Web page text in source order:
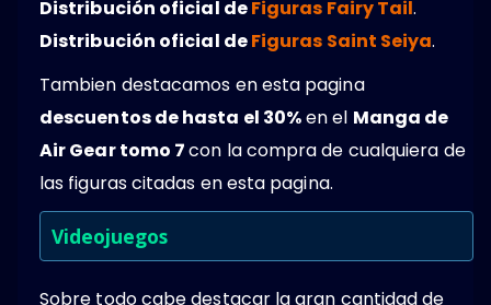
Distribución oficial deFiguras Fairy Tail.
Distribución oficial deFiguras Saint Seiya.
Tambien destacamos en esta pagina
descuentos de hasta el 30%en el Manga de
Air Gear tomo 7con la compra de cualquiera de
las figuras citadas en esta pagina.
Videojuegos
Sobre todo cabe destacar la gran cantidad de